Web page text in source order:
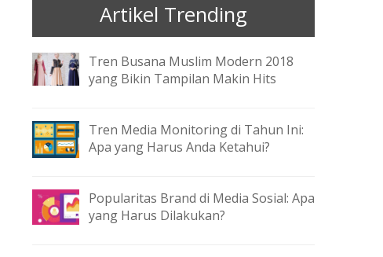
Artikel Trending
Tren Busana Muslim Modern 2018
yang Bikin Tampilan Makin Hits
Tren Media Monitoring di Tahun Ini:
Apa yang Harus Anda Ketahui?
Popularitas Brand di Media Sosial: Apa
yang Harus Dilakukan?